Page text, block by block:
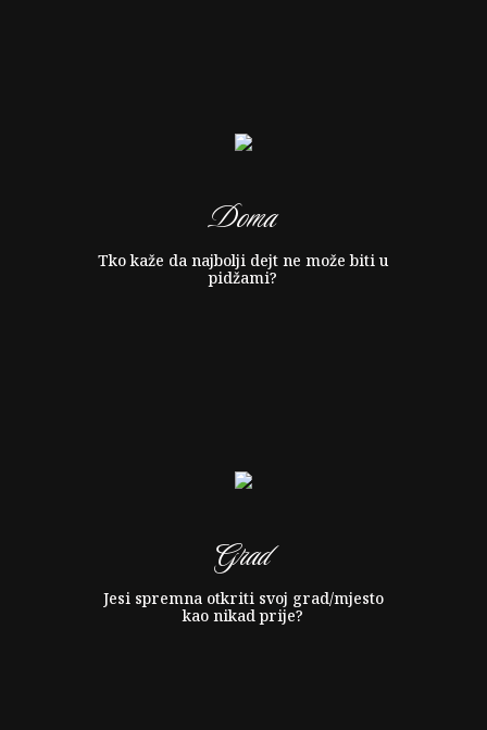
Doma
Tko kaže da najbolji dejt ne može biti u
pidžami?
Grad
Jesi spremna otkriti svoj grad/mjesto
kao nikad prije?